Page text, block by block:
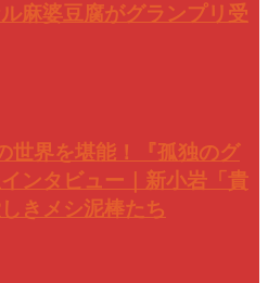
麻婆豆腐がグランプリ受
世界を堪能！『孤独のグ
ンタビュー｜新小岩「貴
きメシ泥棒たち